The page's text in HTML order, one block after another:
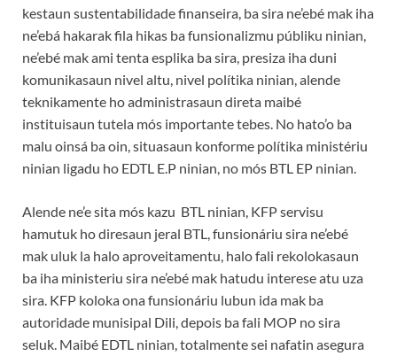
kestaun sustentabilidade finanseira, ba sira ne’ebé mak iha
ne’ebá hakarak fila hikas ba funsionalizmu públiku ninian,
ne’ebé mak ami tenta esplika ba sira, presiza iha duni
komunikasaun nivel altu, nivel polítika ninian, alende
teknikamente ho administrasaun direta maibé
instituisaun tutela mós importante tebes. No hato’o ba
malu oinsá ba oin, situasaun konforme polítika ministériu
ninian ligadu ho EDTL E.P ninian, no mós BTL EP ninian.
Alende ne’e sita mós kazu BTL ninian, KFP servisu
hamutuk ho diresaun jeral BTL, funsionáriu sira ne’ebé
mak uluk la halo aproveitamentu, halo fali rekolokasaun
ba iha ministeriu sira ne’ebé mak hatudu interese atu uza
sira. KFP koloka ona funsionáriu lubun ida mak ba
autoridade munisipal Dili, depois ba fali MOP no sira
seluk. Maibé EDTL ninian, totalmente sei nafatin asegura